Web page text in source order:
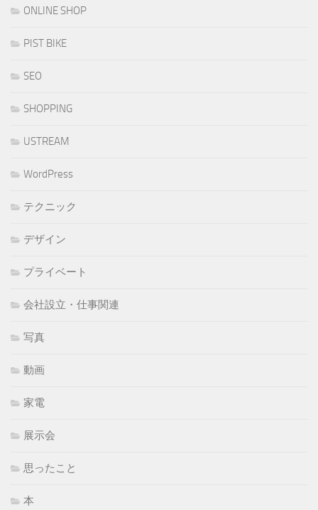
ONLINE SHOP
PIST BIKE
SEO
SHOPPING
USTREAM
WordPress
テクニック
デザイン
プライベート
会社設立・仕事関連
写真
動画
家電
展示会
思ったこと
本